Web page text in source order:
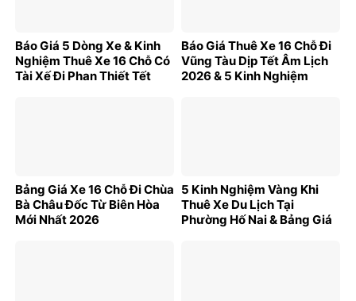
Báo Giá 5 Dòng Xe & Kinh
Nghiệm Thuê Xe 16 Chỗ Có
Tài Xế Đi Phan Thiết Tết
Báo Giá Thuê Xe 16 Chỗ Đi
Vũng Tàu Dịp Tết Âm Lịch
2026 & 5 Kinh Nghiệm
Bảng Giá Xe 16 Chỗ Đi Chùa
Bà Châu Đốc Từ Biên Hòa
Mới Nhất 2026
5 Kinh Nghiệm Vàng Khi
Thuê Xe Du Lịch Tại
Phường Hố Nai & Bảng Giá